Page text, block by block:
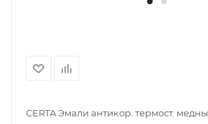
CERTA Эмали антикор. термост.